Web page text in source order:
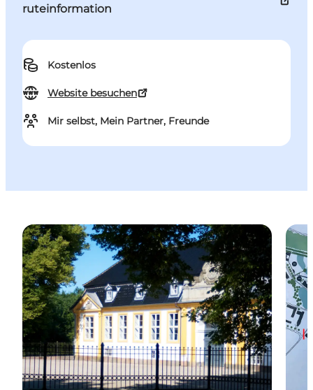
ruteinformation
Kostenlos
Website besuchen
Mir selbst, Mein Partner, Freunde